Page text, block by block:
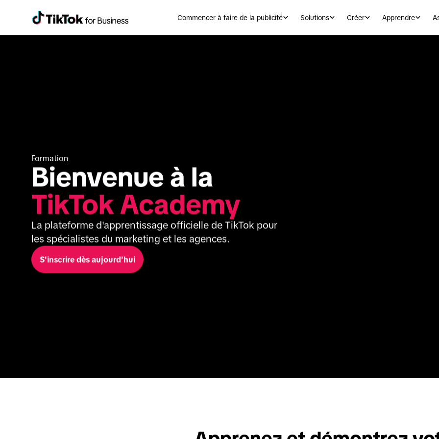
Commencer à faire de la publicité Solutions Créer Apprendre
Formation
TikTok Academy
La plateforme d'apprentissage officielle de TikTok pour
les spécialistes du marketing et les agences.
S'inscrire dès aujourd'hui